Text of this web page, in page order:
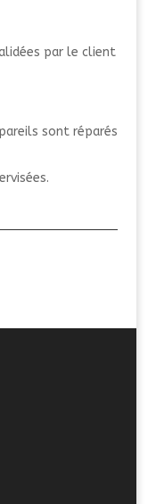
par le client
sont réparés